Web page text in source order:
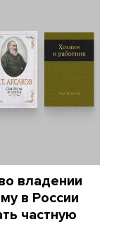
владении
в России
частную